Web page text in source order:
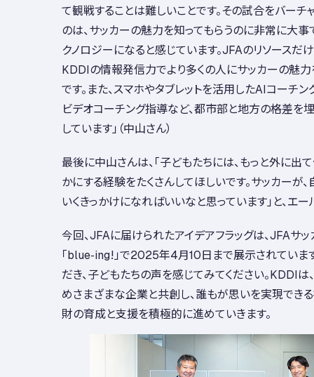
て観戦することは難しいことです。その試合をバーチ
のは、サッカーの魅力を知ってもらうのに非常に大
クノロジーになると感じています。JFAのリソースだ
KDDIの情報発信力でより多くの人にサッカーの魅
です。また、スマホやタブレットを活用したAIコーチ
ビデオコーチング指導など、都市部と地方の格差を
しています」（中山さん）
最後に中山さんは、「子どもたちには、もっと外に出
かにする経験をたくさんしてほしいです。サッカーが
いくきっかけになればいいなと思っています」と、エー
今回、JFAに届けられたアイデアフラッグは、JFAサ
「blue-ing!」で2025年4月10日まで展示されていま
だき、子どもたちの声を感じてみてください。KDDI
めさまざまな企業と共創し、誰もが思いを実現でき
財の育成と支援を積極的に進めていきます。